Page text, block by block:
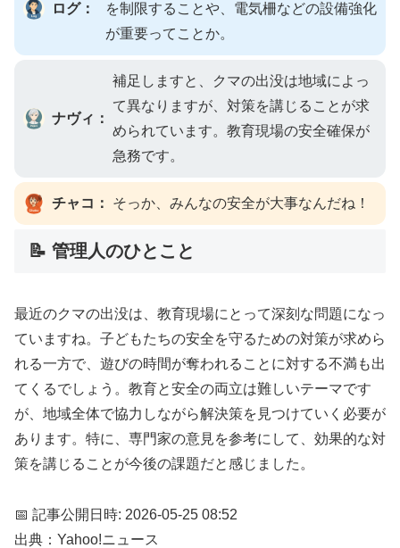
ログ：
を制限することや、電気柵などの設備強化
が重要ってことか。
ナヴィ：
補足しますと、クマの出没は地域によっ
て異なりますが、対策を講じることが求
められています。教育現場の安全確保が
急務です。
チャコ： そっか、みんなの安全が大事なんだね！
📝 管理人のひとこと
最近のクマの出没は、教育現場にとって深刻な問題になっ
ていますね。子どもたちの安全を守るための対策が求めら
れる一方で、遊びの時間が奪われることに対する不満も出
てくるでしょう。教育と安全の両立は難しいテーマです
が、地域全体で協力しながら解決策を見つけていく必要が
あります。特に、専門家の意見を参考にして、効果的な対
策を講じることが今後の課題だと感じました。
📅 記事公開日時: 2026-05-25 08:52
出典：Yahoo!ニュース